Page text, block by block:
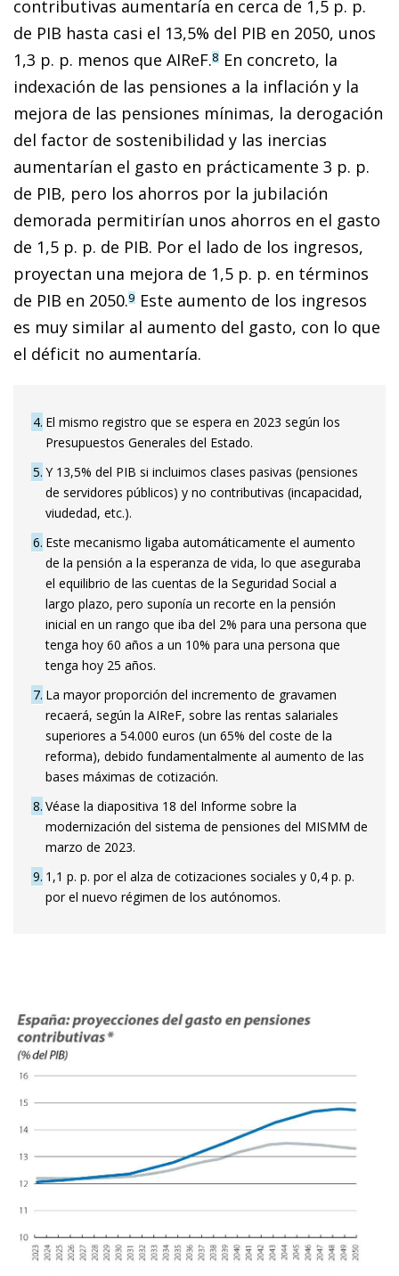
contributivas aumentaría en cerca de 1,5 p. p.
de PIB hasta casi el 13,5% del PIB en 2050, unos
1,3 p. p. menos que AIReF.8 En concreto, la
indexación de las pensiones a la inflación y la
mejora de las pensiones mínimas, la derogación
del factor de sostenibilidad y las inercias
aumentarían el gasto en prácticamente 3 p. p.
de PIB, pero los ahorros por la jubilación
demorada permitirían unos ahorros en el gasto
de 1,5 p. p. de PIB. Por el lado de los ingresos,
proyectan una mejora de 1,5 p. p. en términos
de PIB en 2050.9 Este aumento de los ingresos
es muy similar al aumento del gasto, con lo que
el déficit no aumentaría.
4 El mismo registro que se espera en 2023 según los
Presupuestos Generales del Estado.
5 Y 13,5% del PIB si incluimos clases pasivas (pensiones
de servidores públicos) y no contributivas (incapacidad,
viudedad, etc.).
6 Este mecanismo ligaba automáticamente el aumento
de la pensión a la esperanza de vida, lo que aseguraba
el equilibrio de las cuentas de la Seguridad Social a
largo plazo, pero suponía un recorte en la pensión
inicial en un rango que iba del 2% para una persona que
tenga hoy 60 años a un 10% para una persona que
tenga hoy 25 años.
7 La mayor proporción del incremento de gravamen
recaerá, según la AIReF, sobre las rentas salariales
superiores a 54.000 euros (un 65% del coste de la
reforma), debido fundamentalmente al aumento de las
bases máximas de cotización.
8 Véase la diapositiva 18 del Informe sobre la
modernización del sistema de pensiones del MISMM de
marzo de 2023.
9 1,1 p. p. por el alza de cotizaciones sociales y 0,4 p. p.
por el nuevo régimen de los autónomos.